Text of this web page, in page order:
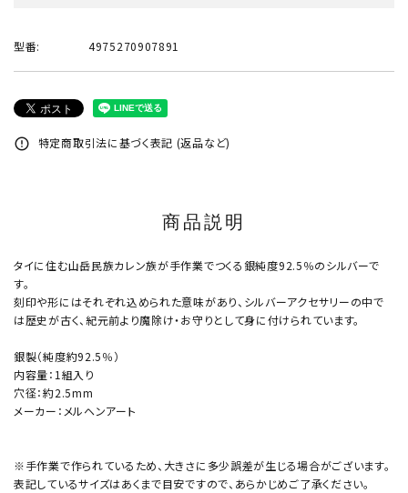
型番: 4975270907891
error_outline 特定商取引法に基づく表記 (返品など)
商品説明
タイに住む山岳民族カレン族が手作業でつくる銀純度92.5％のシルバーで
す。
刻印や形にはそれぞれ込められた意味があり、シルバーアクセサリーの中で
は歴史が古く、紀元前より魔除け・お守りとして身に付けられています。
銀製（純度約92.5％）
内容量：1組入り
穴径：約2.5mm
メーカー：メルヘンアート
※手作業で作られているため、大きさに多少誤差が生じる場合がございます。
表記しているサイズはあくまで目安ですので、あらかじめご了承ください。